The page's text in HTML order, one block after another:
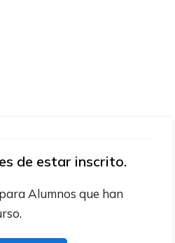
de estar inscrito.
Alumnos que han